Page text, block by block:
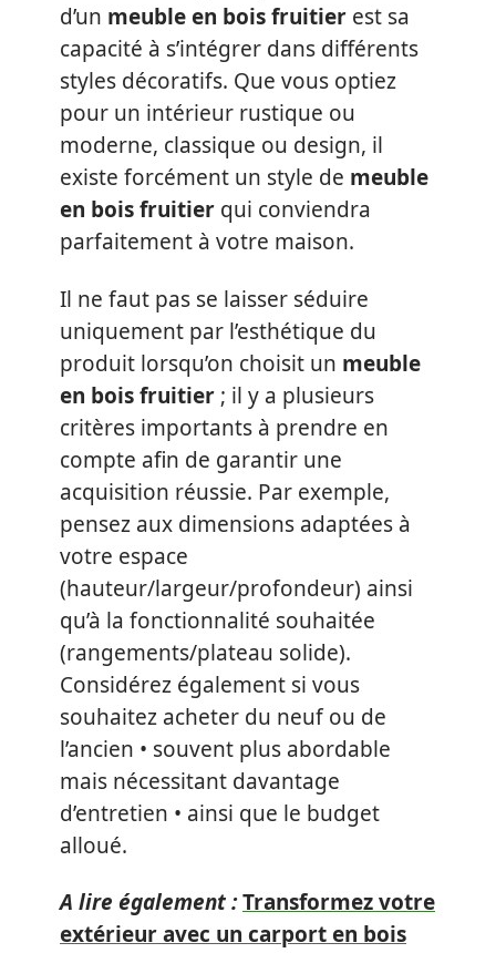
d’un meuble en bois fruitier est sa
capacité à s’intégrer dans différents
styles décoratifs. Que vous optiez
pour un intérieur rustique ou
moderne, classique ou design, il
existe forcément un style de meuble
en bois fruitier qui conviendra
parfaitement à votre maison.
Il ne faut pas se laisser séduire
uniquement par l’esthétique du
produit lorsqu’on choisit un meuble
en bois fruitier ; il y a plusieurs
critères importants à prendre en
compte afin de garantir une
acquisition réussie. Par exemple,
pensez aux dimensions adaptées à
votre espace
(hauteur/largeur/profondeur) ainsi
qu’à la fonctionnalité souhaitée
(rangements/plateau solide).
Considérez également si vous
souhaitez acheter du neuf ou de
l’ancien • souvent plus abordable
mais nécessitant davantage
d’entretien • ainsi que le budget
alloué.
A lire également :Transformez votre
extérieur avec un carport en bois